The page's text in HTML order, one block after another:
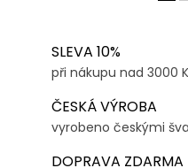
SLEVA 10%
při nákupu nad 3000
ČESKÁ VÝROBA
vyrobeno českými
DOPRAVA ZDARMA